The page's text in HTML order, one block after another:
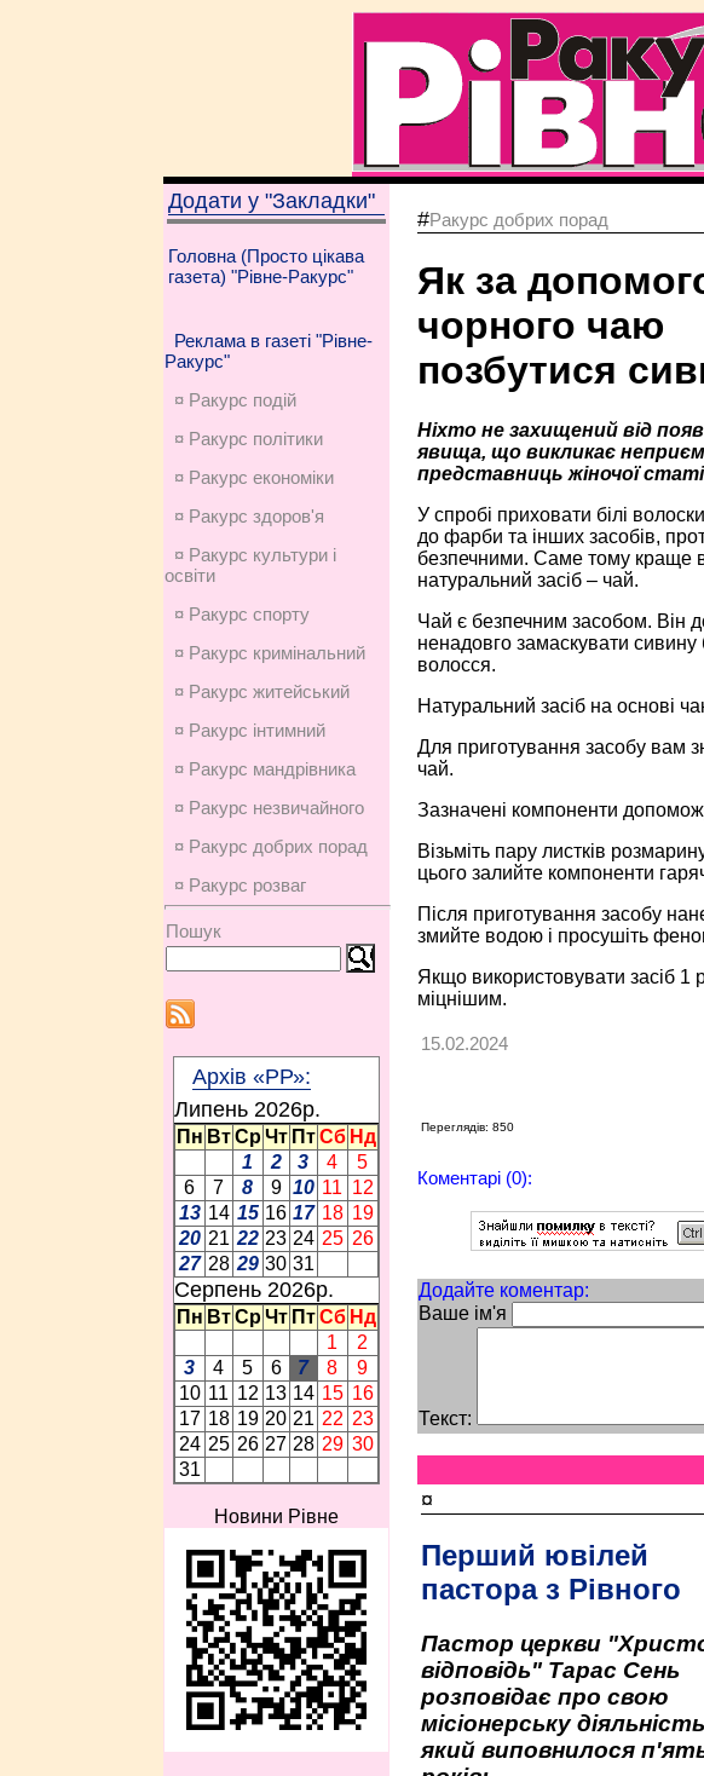
Додати у "Закладки"
Головна (Просто цікава
газета) "Рівне-Ракурс"
Реклама в газеті "Рівне-
Ракурс"
¤ Ракурс подій
¤ Ракурс політики
¤ Ракурс економiки
¤ Ракурс здоров'я
¤ Ракурс культури і
освіти
¤ Ракурс спорту
¤ Ракурс кримінальний
¤ Ракурс житейський
¤ Ракурс інтимний
¤ Ракурс мандрівника
¤ Ракурс незвичайного
¤ Ракурс добрих порад
¤ Ракурс розваг
Пошук
Архів «РР»:
Липень 2026p.
Пн Вт Ср Чт Пт Сб Нд
1
2 3 4
5
6
7 8 9 10 11 12
13 14 15 16 17 18 19
20 21 22 23 24 25 26
27 28 29 30 31
Серпень 2026p.
Пн Вт Ср Чт Пт Сб Нд
1
2
3
4 5 6 7 8
9
10 11 12 13 14 15 16
17 18 19 20 21 22 23
24 25 26 27 28 29 30
31
Новини Рівне
#Ракурс добрих порад
Як за
чорного чаю
позбутися
Ніхто не захищений від
явища, що викликає
представниць жіночої
У спробі приховати білі
до фарби та інших засобів,
безпечними. Саме тому краще
натуральний засіб – чай.
Чай є безпечним засобом. Він
ненадовго замаскувати
волосся.
Натуральний засіб на основі
Для приготування засобу вам
чай.
Зазначені компоненти
Візьміть пару листків
цього залийте компоненти
Після приготування засобу
змийте водою і просушіть
Якщо використовувати засіб 1
міцнішим.
15.02.2024
Переглядів: 850
Коментарі (0):
Додайте коментар:
Ваше ім'я
Текст:
¤
Перший ювілей
пастора з Рівного
Пастор церкви
відповідь" Тарас Сень
розповідає про свою
місіонерську
який виповнилося